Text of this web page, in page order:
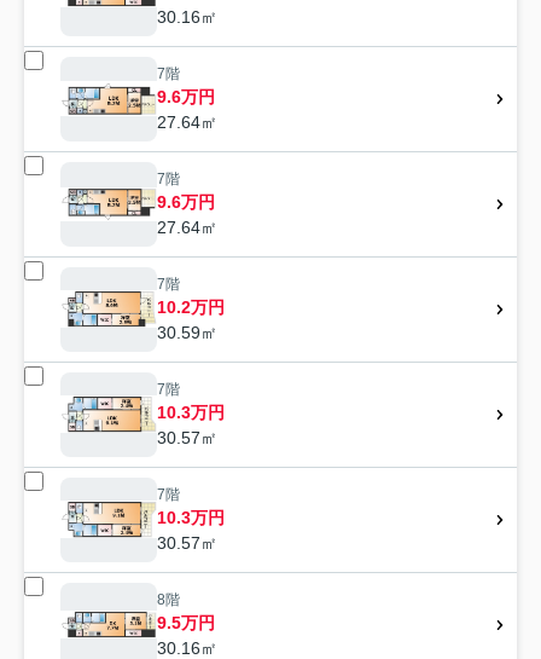
30.16㎡
7階
9.6万円
27.64㎡
7階
9.6万円
27.64㎡
7階
10.2万円
30.59㎡
7階
10.3万円
30.57㎡
7階
10.3万円
30.57㎡
8階
9.5万円
30.16㎡